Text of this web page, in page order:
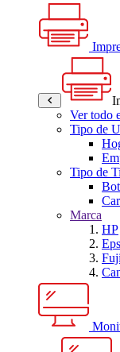
Ver todo
Tipo de
Tipo de
Marca
HP